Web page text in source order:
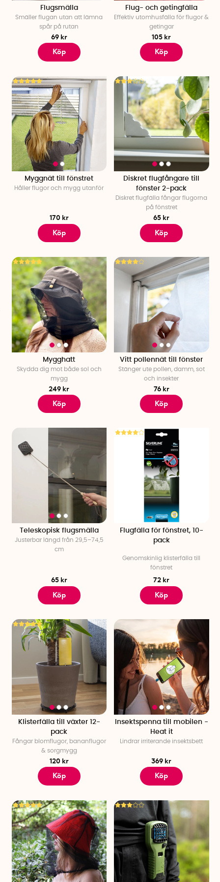
Flugsmälla
Smäller flugan utan att lämna
spår på rutan
69 kr
Köp
Flug- och getingfälla
Effektiv utomhusfälla för flugor &
getingar
105 kr
Köp
Myggnät till fönstret
Håller flugor och mygg utanför
170 kr
Köp
Diskret flugfångare till
fönster 2-pack
Diskret flugfälla fångar flugorna
på fönstret
65 kr
Köp
Mygghatt
Skydda dig mot både sol och
mygg
249 kr
Köp
Vitt pollennät till fönster
Stänger ute pollen, damm, sot
och insekter
76 kr
Köp
Teleskopisk flugsmälla
Justerbar längd från 29,5–74,5
cm
65 kr
Köp
Flugfälla för fönstret, 10-
pack
Genomskinlig klisterfälla till
fönstret
72 kr
Köp
Klisterfälla till växter 12-
pack
Fångar blomflugor, bananflugor
& sorgmygg
120 kr
Köp
Insektspenna till mobilen -
Heat it
Lindrar irriterande insektsbett
369 kr
Köp